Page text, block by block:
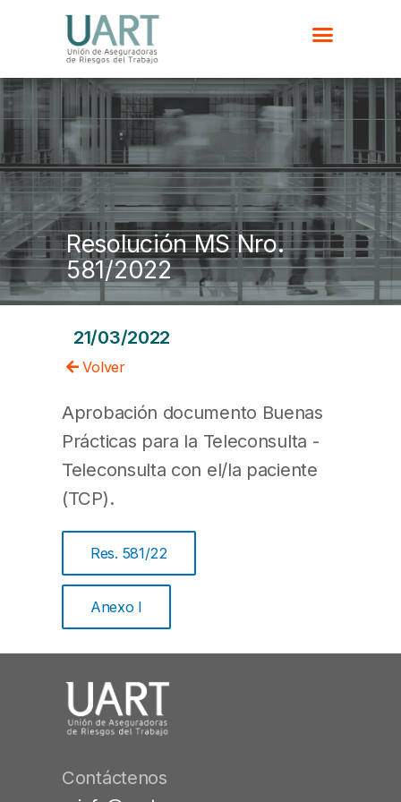
Resolución MS Nro.
581/2022
21/03/2022
Volver
Aprobación documento Buenas
Prácticas para la Teleconsulta -
Teleconsulta con el/la paciente
(TCP).
Res. 581/22
Anexo I
Contáctenos